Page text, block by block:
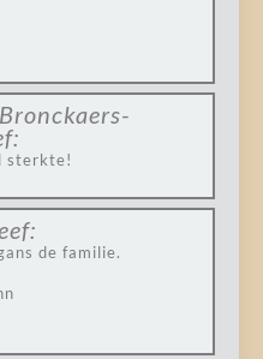
sterkte!
de familie.